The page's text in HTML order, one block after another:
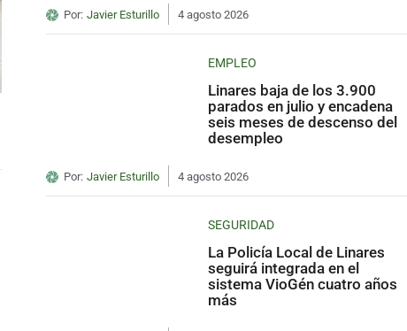
Por: Javier Esturillo 4 agosto 2026
EMPLEO
Linares baja de los 3.900
parados en julio y encadena
seis meses de descenso del
desempleo
Por: Javier Esturillo 4 agosto 2026
SEGURIDAD
La Policía Local de Linares
seguirá integrada en el
sistema VioGén cuatro años
más